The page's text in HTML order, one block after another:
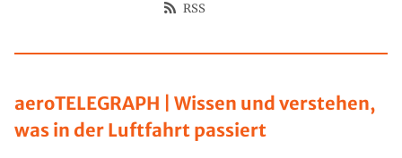
aeroTELEGRAPH | Wissen und verstehen,
was in der Luftfahrt passiert
RSS